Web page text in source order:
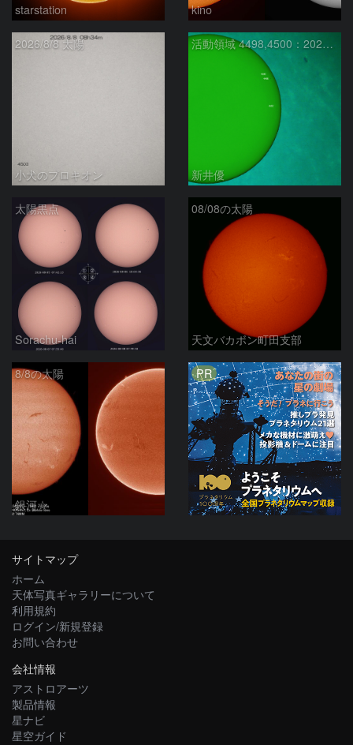
starstation kino
2026/8/8 太陽
小犬のプロキオン
活動領域 4498,4500：2026/08/08
新井優
太陽黒点
Sorachu-hai
08/08の太陽
天文バカボン町田支部
8/8の太陽
銀河☆
PR
サイトマップ
ホーム
天体写真ギャラリーについて
利用規約
ログイン/新規登録
お問い合わせ
会社情報
アストロアーツ
製品情報
星ナビ
星空ガイド